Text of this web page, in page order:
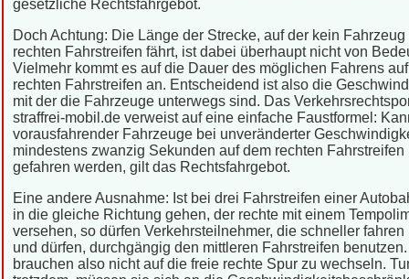
gesetzliche Rechtsfahrgebot.
Doch Achtung: Die Länge der Strecke, auf der kein Fahrzeug
rechten Fahrstreifen fährt, ist dabei überhaupt nicht von
Vielmehr kommt es auf die Dauer des möglichen Fahrens
rechten Fahrstreifen an. Entscheidend ist also die
mit der die Fahrzeuge unterwegs sind. Das
straffrei-mobil.de verweist auf eine einfache Faustformel:
vorausfahrender Fahrzeuge bei unveränderter
mindestens zwanzig Sekunden auf dem rechten Fahrstreifen
gefahren werden, gilt das Rechtsfahrgebot.
Eine andere Ausnahme: Ist bei drei Fahrstreifen einer
in die gleiche Richtung gehen, der rechte mit einem
versehen, so dürfen Verkehrsteilnehmer, die schneller fahren
und dürfen, durchgängig den mittleren Fahrstreifen
brauchen also nicht auf die freie rechte Spur zu wechseln.